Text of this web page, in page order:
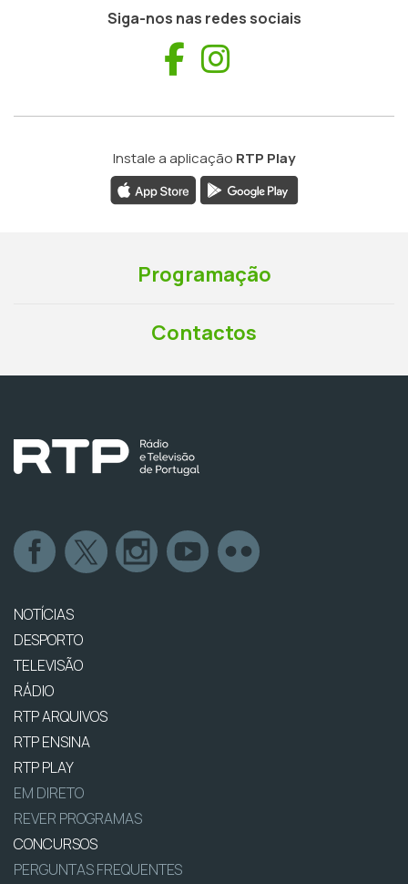
Siga-nos nas redes sociais
Facebook
Instale a aplicação RTP Play
Programação
Contactos
NOTÍCIAS
DESPORTO
TELEVISÃO
RÁDIO
RTP ARQUIVOS
RTP ENSINA
RTP PLAY
EM DIRETO
REVER PROGRAMAS
CONCURSOS
PERGUNTAS FREQUENTES